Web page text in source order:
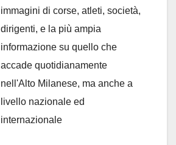
immagini di corse, atleti, società,
dirigenti, e la più ampia
informazione su quello che
accade quotidianamente
nell'Alto Milanese, ma anche a
livello nazionale ed
internazionale